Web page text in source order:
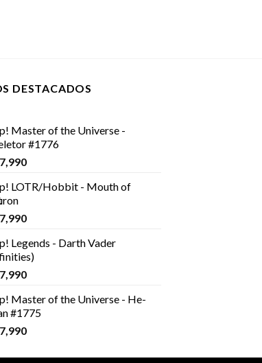
DESTACADOS
Master of the Universe -
#1776
LOTR/Hobbit - Mouth of
Legends - Darth Vader
Master of the Universe - He-
#1775